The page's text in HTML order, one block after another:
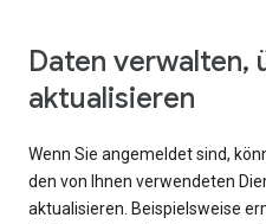
Daten verwalten,
aktualisieren
Wenn Sie angemeldet sind,
den von Ihnen verwendeten
aktualisieren. Beispielsweise